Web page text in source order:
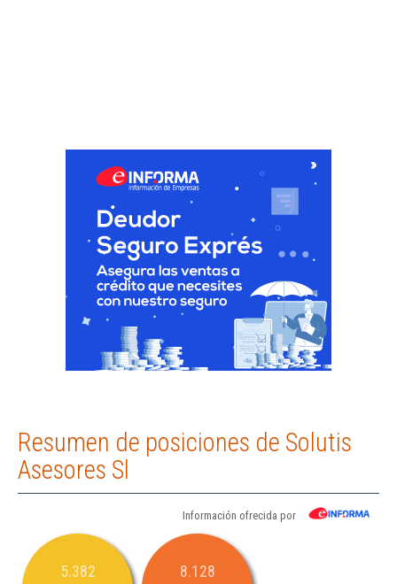
Resumen de posiciones de Solutis
Asesores Sl
Información ofrecida por
5.382 8.128